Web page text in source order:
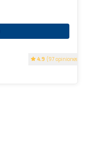
4.9 (97 opiniones)